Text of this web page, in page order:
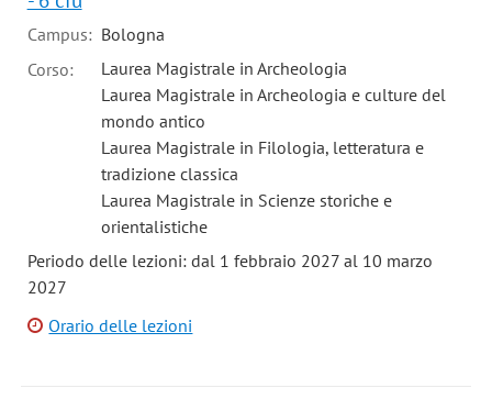
Campus: Bologna
Corso:
Laurea Magistrale in Archeologia
Laurea Magistrale in Archeologia e culture del
mondo antico
Laurea Magistrale in Filologia, letteratura e
tradizione classica
Laurea Magistrale in Scienze storiche e
orientalistiche
Periodo delle lezioni: dal 1 febbraio 2027 al 10 marzo
2027
Orario delle lezioni